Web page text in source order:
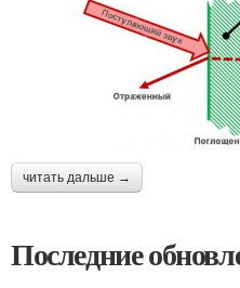
читать дальше →
Последние